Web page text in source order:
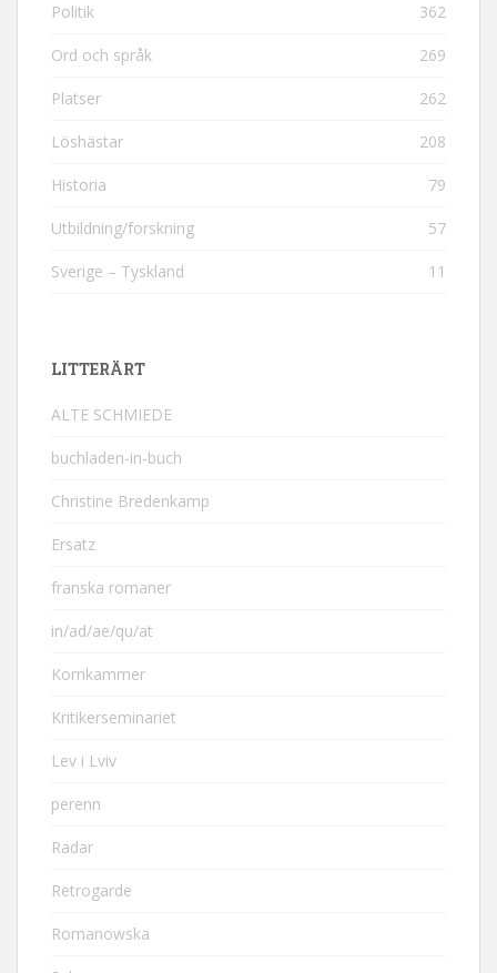
Politik 362
Ord och språk 269
Platser 262
Löshästar 208
Historia 79
Utbildning/forskning 57
Sverige – Tyskland 11
LITTERÄRT
ALTE SCHMIEDE
buchladen-in-buch
Christine Bredenkamp
Ersatz
franska romaner
in/ad/ae/qu/at
Kornkammer
Kritikerseminariet
Lev i Lviv
perenn
Radar
Retrogarde
Romanowska